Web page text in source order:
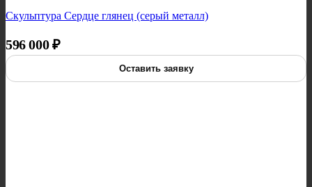
Скульптура Сердце глянец (серый металл)
596 000₽
Оставить заявку